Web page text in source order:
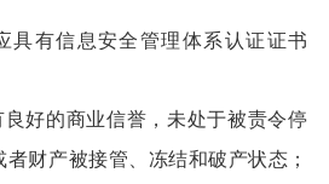
具有信息安全管理体系认证证书
良好的商业信誉，未处于被责令停
财产被接管、冻结和破产状态；